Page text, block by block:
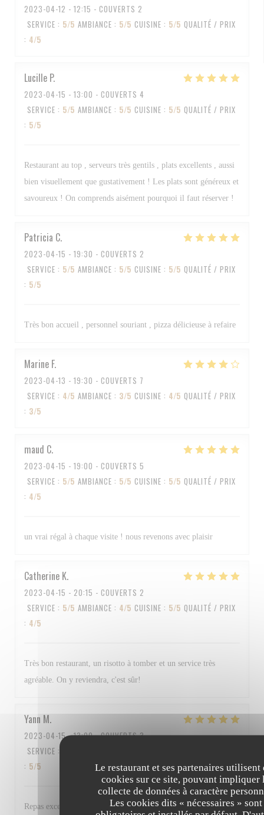
Le restaurant et ses partenaires utilisent
cookies sur ce site, pouvant impliquer
collecte de données à caractère
Les cookies dits « nécessaires » sont
2023-04-12 - 12:15 - COUVERTS 2
SERVICE : 5/5 AMBIANCE : 5/5 CUISINE : 5/5 QUALITÉ / PRIX
: 4/5
Lucille P
2023-04-15 - 13:00 - COUVERTS 4
SERVICE : 5/5 AMBIANCE : 5/5 CUISINE : 5/5 QUALITÉ / PRIX
: 5/5
Restaurant au top , serveurs très gentils , plats excellents , aussi
bien visuellement que gustativement ! Les plats sont généreux et
savoureux ! On comprends aisément pourquoi il faut réserver !
Patricia C
2023-04-15 - 19:30 - COUVERTS 2
SERVICE : 5/5 AMBIANCE : 5/5 CUISINE : 5/5 QUALITÉ / PRIX
: 5/5
Très bon accueil , personnel souriant , pizza délicieuse à refaire
Marine F
2023-04-13 - 19:30 - COUVERTS 7
SERVICE : 4/5 AMBIANCE : 3/5 CUISINE : 4/5 QUALITÉ / PRIX
: 3/5
maud C
2023-04-15 - 19:00 - COUVERTS 5
SERVICE : 5/5 AMBIANCE : 5/5 CUISINE : 5/5 QUALITÉ / PRIX
: 4/5
un vrai régal à chaque visite ! nous revenons avec plaisir
Catherine K
2023-04-15 - 20:15 - COUVERTS 2
SERVICE : 5/5 AMBIANCE : 4/5 CUISINE : 5/5 QUALITÉ / PRIX
: 4/5
Très bon restaurant, un risotto à tomber et un service très
agréable. On y reviendra, c'est sûr!
Yann M
2023-04-15- 13:00 - COUVERTS 3
SERVICE :
: 5/5
Repas excellent et personnel au top Bravo à tous